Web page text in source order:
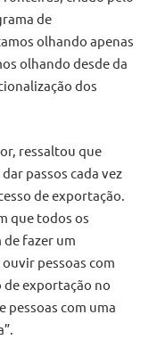
de
olhando apenas
olhando desde da
dos
ressaltou que
passos cada vez
de exportação.
que todos os
fazer um
pessoas com
de exportação no
pessoas com uma